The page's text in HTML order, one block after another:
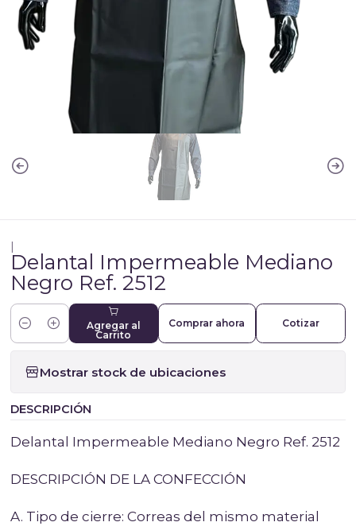
|
Delantal Impermeable Mediano
Negro Ref. 2512
Cantidad
Agregar al
Carrito
Comprar ahora Cotizar
Mostrar stock de ubicaciones
DESCRIPCIÓN
Delantal Impermeable Mediano Negro Ref. 2512
DESCRIPCIÓN DE LA CONFECCIÓN
A. Tipo de cierre: Correas del mismo material